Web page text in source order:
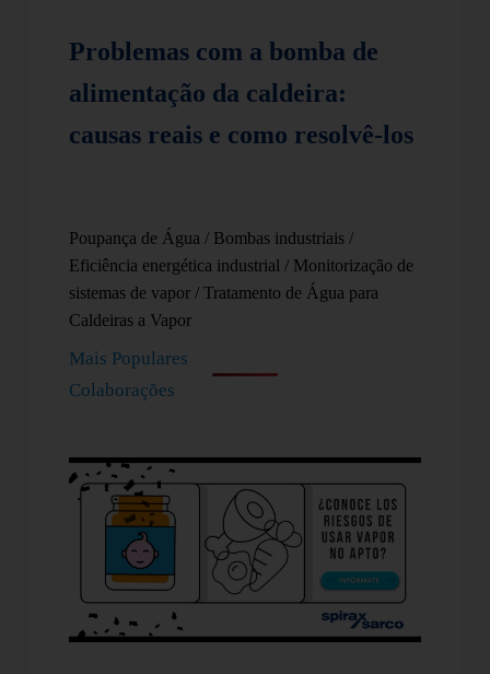
Problemas com a bomba de
alimentação da caldeira:
causas reais e como resolvê-los
Poupança de Água / Bombas industriais /
Eficiência energética industrial / Monitorização de
sistemas de vapor / Tratamento de Água para
Caldeiras a Vapor
Mais Populares
Colaborações